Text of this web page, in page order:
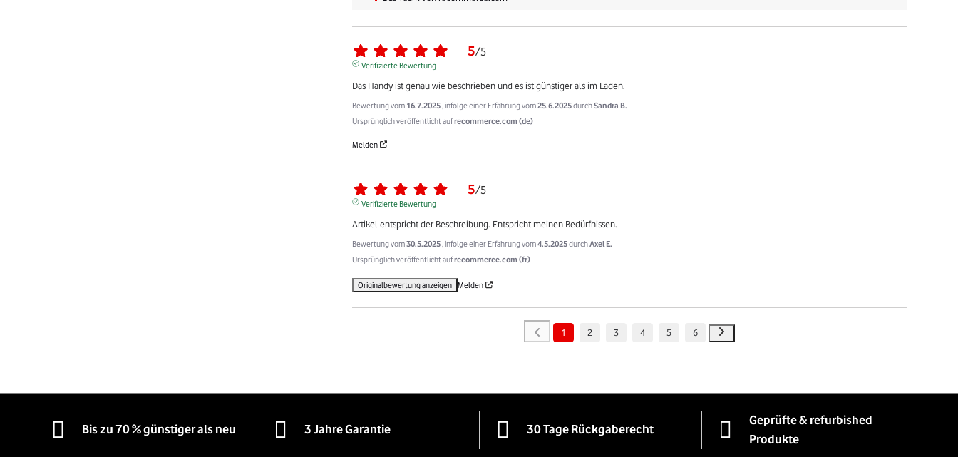
5/5
Verifizierte Bewertung
Das Handy ist genau wie beschrieben und es ist günstiger als im Laden.
Bewertung vom 16.7.2025 , infolge einer Erfahrung vom25.6.2025durchSandra B.
Ursprünglich veröffentlicht aufrecommerce.com (de)
Melden
5/5
Verifizierte Bewertung
Artikel entspricht der Beschreibung. Entspricht meinen Bedürfnissen.
Bewertung vom30.5.2025 , infolge einer Erfahrung vom4.5.2025durchAxel E.
Ursprünglich veröffentlicht aufrecommerce.com (fr)
Originalbewertung anzeigen Melden
1 2 3 4 5 6
Bis zu 70 % günstiger als neu 3 Jahre Garantie 30 Tage Rückgaberecht
Geprüfte & refurbished
Produkte